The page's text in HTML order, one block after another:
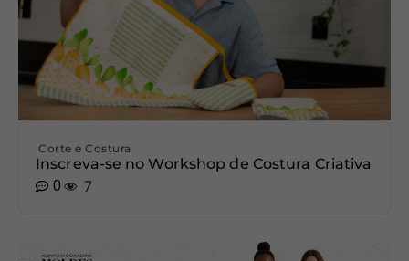
Corte e Costura
Inscreva-se no Workshop de Costura Criativa
0
7